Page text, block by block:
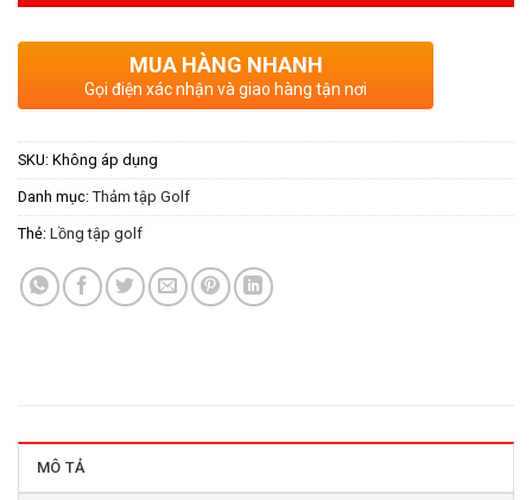
MUA HÀNG NHANH
Gọi điện xác nhận và giao hàng tận nơi
SKU: Không áp dụng
Danh mục: Thảm tập Golf
Thẻ: Lồng tập golf
MÔ TẢ